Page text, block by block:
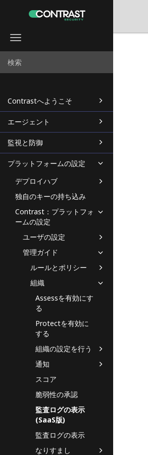
Toggle
Contrastへようこそ
エージェント
監視と防御
プラットフォームの設定
デプロイハブ
独自のキーの持ち込み
Contrast：プラットフォ
ームの設定
ユーザの設定
管理ガイド
ルールとポリシー
組織
Assessを有効にす
る
Protectを有効に
する
組織の設定を行う
通知
スコア
脆弱性の承認
監査ログの表示
(SaaS版)
監査ログの表示
なりすまし